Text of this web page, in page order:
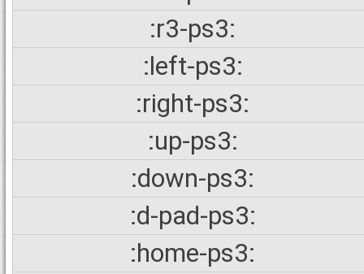
:r3-ps3:
:left-ps3:
:right-ps3:
:up-ps3:
:down-ps3:
:d-pad-ps3:
:home-ps3: